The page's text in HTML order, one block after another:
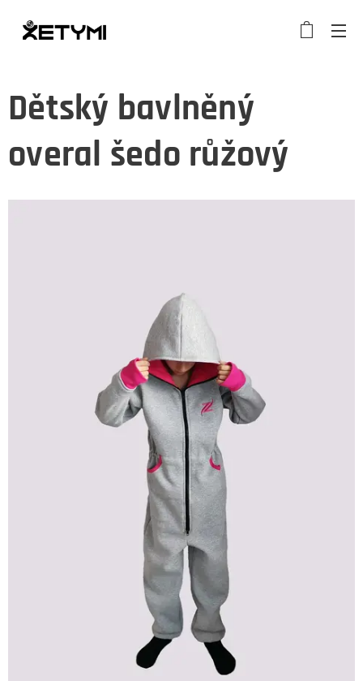
Dětský bavlněný
overal šedo růžový